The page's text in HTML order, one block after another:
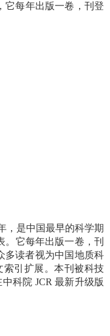
它每年出版一卷，刊登
，是中国最早的科学期
它每年出版一卷，刊
多读者视为中国地质科
引扩展。本刊被科技
科院 JCR 最新升级版